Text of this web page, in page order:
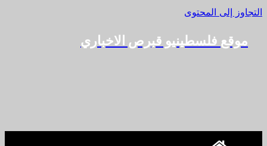
التجاوز إلى المحتوى
موقع فلسطينيو قبرص الاخباري